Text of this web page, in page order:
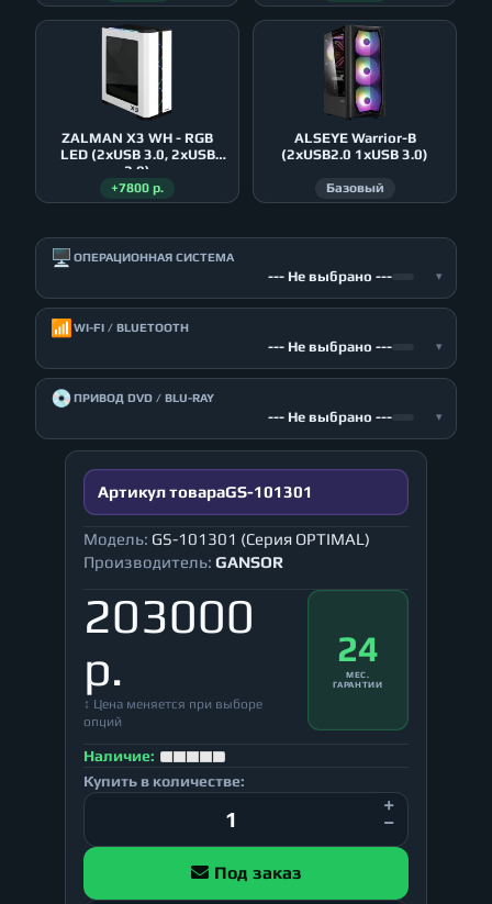
ZALMAN X3 WH - RGB
LED (2xUSB 3.0, 2xUSB
2.0)
+7800 р.
ALSEYE Warrior-B
(2xUSB2.0 1xUSB 3.0)
Базовый
🖥️ ОПЕРАЦИОННАЯ СИСТЕМА
--- Не выбрано --- ▾
📶 WI-FI / BLUETOOTH
--- Не выбрано --- ▾
💿ПРИВОД DVD / BLU-RAY
--- Не выбрано --- ▾
Артикул товараGS-101301
Модель: GS-101301 (Серия OPTIMAL)
Производитель: GANSOR
203000
р.
↕ Цена меняется при выборе
опций
24
МЕС.
ГАРАНТИИ
Наличие:
Купить в количестве:
Под заказ